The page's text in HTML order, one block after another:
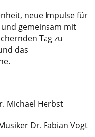
neue Impulse für
gemeinsam mit
Tag zu
das
Michael Herbst
Dr. Fabian Vogt